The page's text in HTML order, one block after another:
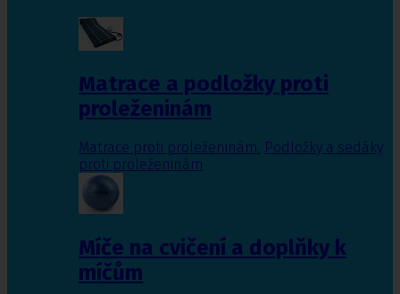
Matrace a podložky proti
proleženinám
Matrace proti proleženinám, Podložky a sedáky
proti proleženinám
Míče na cvičení a doplňky k
míčům